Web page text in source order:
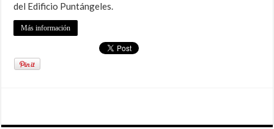
del Edificio Puntángeles.
Más información